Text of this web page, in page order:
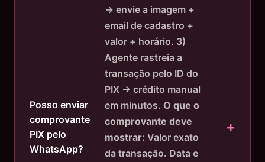
Posso enviar
comprovante
PIX pelo
WhatsApp?
→ envie a imagem +
email de cadastro +
valor + horário. 3)
Agente rastreia a
transação pelo ID do
PIX → crédito manual
em minutos. O que o
comprovante deve
mostrar: Valor exato
da transação. Data e